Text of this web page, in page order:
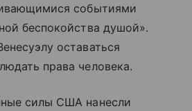
событиями
беспокойства душой».
оставаться
права человека.
силы США нанесли